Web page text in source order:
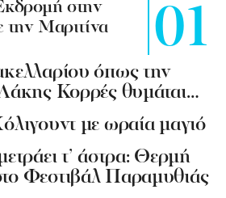
στην
την Μαριτίνα
όπως την
Κορρές θυμάται…
με ωραία μαγιό
τ’ άστρα: Θερμή
Φεστιβάλ Παραμυθιάς